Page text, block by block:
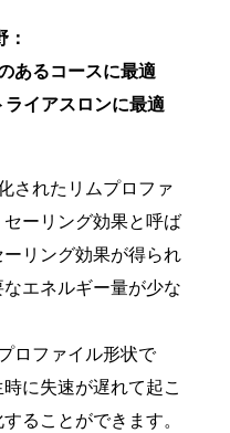
あるコースに最適
イアスロンに最適
されたリムプロファ
ーリング効果と呼ば
リング効果が得られ
エネルギー量が少な
ロファイル形状で
に失速が遅れて起こ
ることができます。